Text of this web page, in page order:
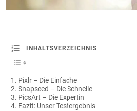
INHALTSVERZEICHNIS
Pixlr – Die Einfache
Snapseed – Die Schnelle
PicsArt – Die Expertin
Fazit: Unser Testergebnis